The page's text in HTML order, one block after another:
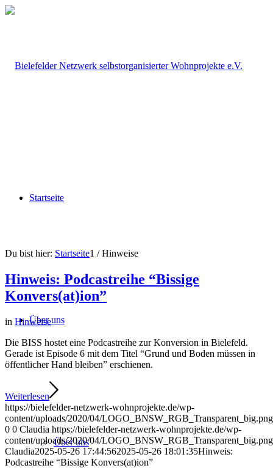
Startseite
Über uns
Über uns
Du bist hier: Startseite1 / Hinweise
Hinweis: Podcastreihe “Bissige
Konvers(at)ion”
in Hinweise
Die BISS hostet eine Podcastreihe zur Konversion in Bielefeld.
Gerade ist Episode 6 mit dem Titel “Grund und Boden müssen in
öffentlicher Hand bleiben” erschienen.
Weiterlesen
https://bielefelder-netzwerk-wohnprojekte.de/wp-
content/uploads/2020/04/LOGO_BNSW_RGB_Transparent_big.png
0 0 Claudia https://bielefelder-netzwerk-wohnprojekte.de/wp-
content/uploads/2020/04/LOGO_BNSW_RGB_Transparent_big.png
Claudia2025-05-26 17:44:562025-05-26 18:01:35Hinweis:
Podcastreihe “Bissige Konvers(at)ion”